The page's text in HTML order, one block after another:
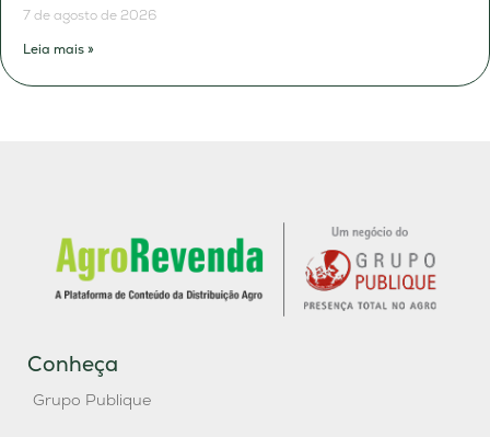
7 de agosto de 2026
Leia mais »
Conheça
Grupo Publique